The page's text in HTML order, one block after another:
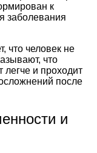
к
заболевания
что человек не
что
легче и проходит
после
и